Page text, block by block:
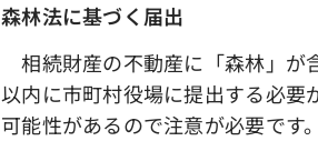
森林法に基づく届出
相続財産の不動産に「森林」が
以内に市町村役場に提出する必要
可能性があるので注意が必要です。